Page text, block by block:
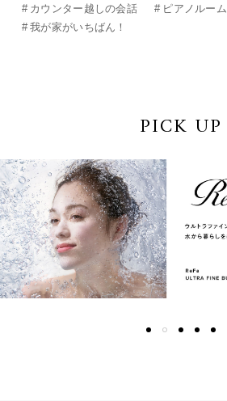
# カウンター越しの会話 # ピアノルーム
# 我が家がいちばん！
PICK UP